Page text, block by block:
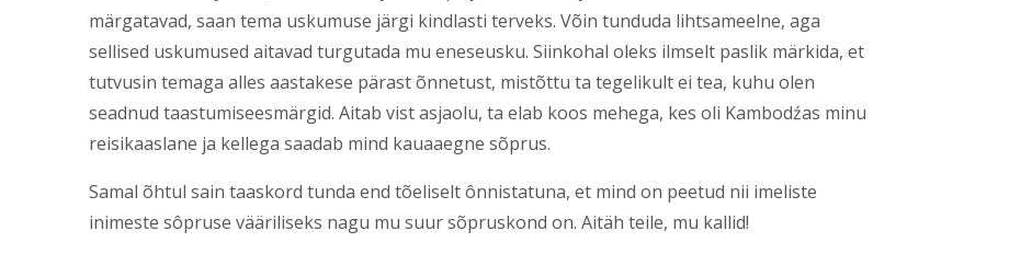
märgatavad, saan tema uskumuse järgi kindlasti terveks. Võin tunduda lihtsameelne, aga
sellised uskumused aitavad turgutada mu eneseusku. Siinkohal oleks ilmselt paslik märkida, et
tutvusin temaga alles aastakese pärast õnnetust, mistõttu ta tegelikult ei tea, kuhu olen
seadnud taastumiseesmärgid. Aitab vist asjaolu, ta elab koos mehega, kes oli Kambodźas minu
reisikaaslane ja kellega saadab mind kauaaegne sõprus.
Samal õhtul sain taaskord tunda end tõeliselt ônnistatuna, et mind on peetud nii imeliste
inimeste sôpruse vääriliseks nagu mu suur sõpruskond on. Aitäh teile, mu kallid!